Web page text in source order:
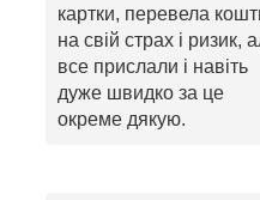
картки, перевела
на свій страх і ризик,
все прислали і навіть
дуже швидко за це
окреме дякую.